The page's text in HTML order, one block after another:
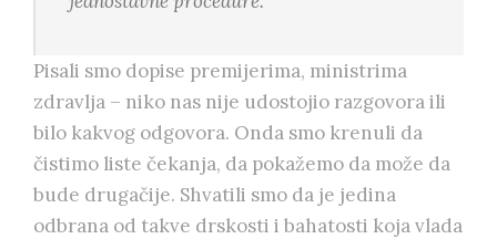
Pisali smo dopise premijerima, ministrima
zdravlja – niko nas nije udostojio razgovora ili
bilo kakvog odgovora. Onda smo krenuli da
čistimo liste čekanja, da pokažemo da može da
bude drugačije. Shvatili smo da je jedina
odbrana od takve drskosti i bahatosti koja vlada